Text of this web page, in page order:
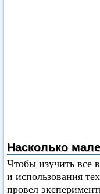
Насколько
Чтобы изучить все
и использования
провел